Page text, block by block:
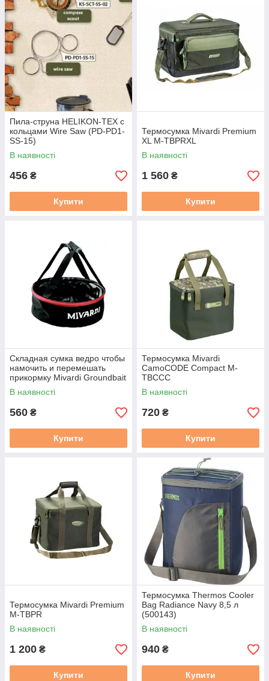
Пила-струна HELIKON-TEX с
кольцами Wire Saw (PD-PD1-
SS-15)
В наявності
456 ₴
Купити
Термосумка Mivardi Premium
XL M-TBPRXL
В наявності
1 560 ₴
Купити
Складная сумка ведро чтобы
намочить и перемешать
прикормку Mivardi Groundbait
Mixing Bag M-TMGB
В наявності
560 ₴
Купити
Термосумка Mivardi
CamoCODE Compact M-
TBCCC
В наявності
720 ₴
Купити
Термосумка Mivardi Premium
M-TBPR
В наявності
1 200 ₴
Купити
Термосумка Thermos Cooler
Bag Radiance Navy 8,5 л
(500143)
В наявності
940 ₴
Купити